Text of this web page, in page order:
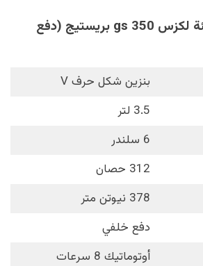
مواصفات محرك فئة لكزس gs 350 بريستيج (دفع
بنزين شكل حرف V
3.5 لتر
6 سلندر
312 حصان
378 نيوتن متر
دفع خلفي
أوتوماتيك 8 سرعات